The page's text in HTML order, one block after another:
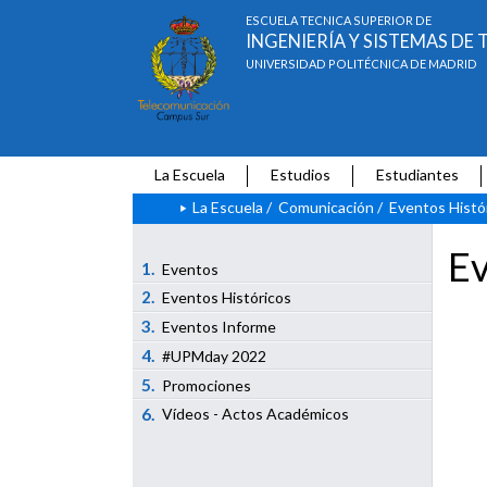
ESCUELA TÉCNICA SUPERIOR DE
INGENIERÍA Y SISTEMAS
UNIVERSIDAD POLITÉCNICA DE MADRID
La Escuela Estudios
Estudiantes
La Escuela / Comunicación / Eventos
1. Eventos
2. Eventos Históricos
3. Eventos Informe
4. #UPMday 2022
5. Promociones
6. Vídeos - Actos Académicos